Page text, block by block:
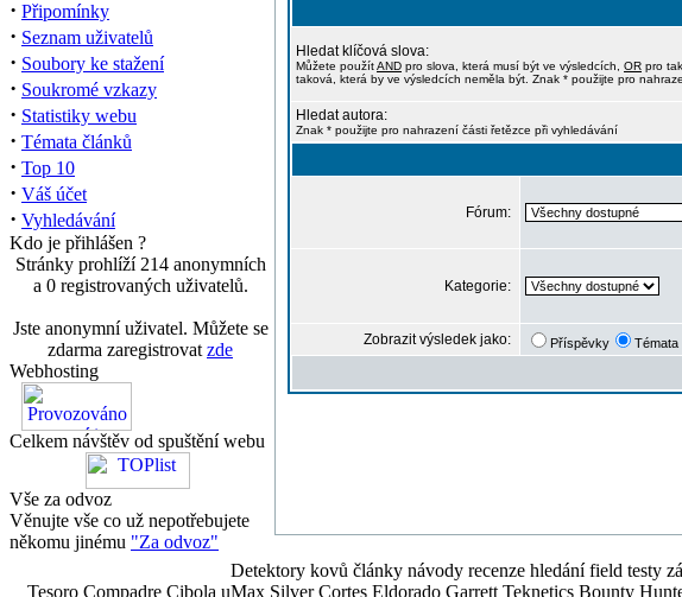
· Připomínky
· Seznam uživatelů
· Soubory ke stažení
· Soukromé vzkazy
· Statistiky webu
· Témata článků
· Top 10
· Váš účet
· Vyhledávání
Kdo je přihlášen ?
Stránky prohlíží 214 anonymních
a 0 registrovaných uživatelů.
Jste anonymní uživatel. Můžete se
zdarma zaregistrovat zde
Webhosting
Celkem návštěv od spuštění webu
Vše za odvoz
Věnujte vše co už nepotřebujete
někomu jinému "Za odvoz"
Hledat klíčová slova:
Můžete použítAND pro slova, která musí být ve výsledcích, OR pro
taková, která by ve výsledcích neměla být. Znak * použijte pro
Hledat autora:
Znak * použijte pro nahrazení části řetězce při vyhledávání
Fórum:
Kategorie:
Zobrazit výsledek jako: Příspěvky Témata
Detektory kovů články návody recenze hledání field testy
Tesoro Compadre Cibola uMax Silver Cortes Eldorado Garrett Teknetics Bounty